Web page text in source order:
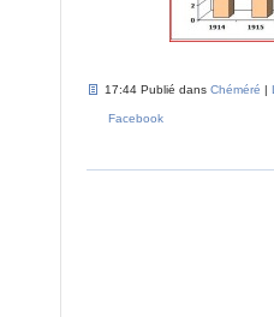
17:44 Publié dans Chéméré |
Facebook